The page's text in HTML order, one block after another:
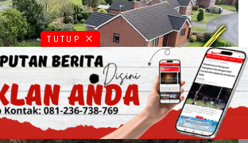
TUTUP